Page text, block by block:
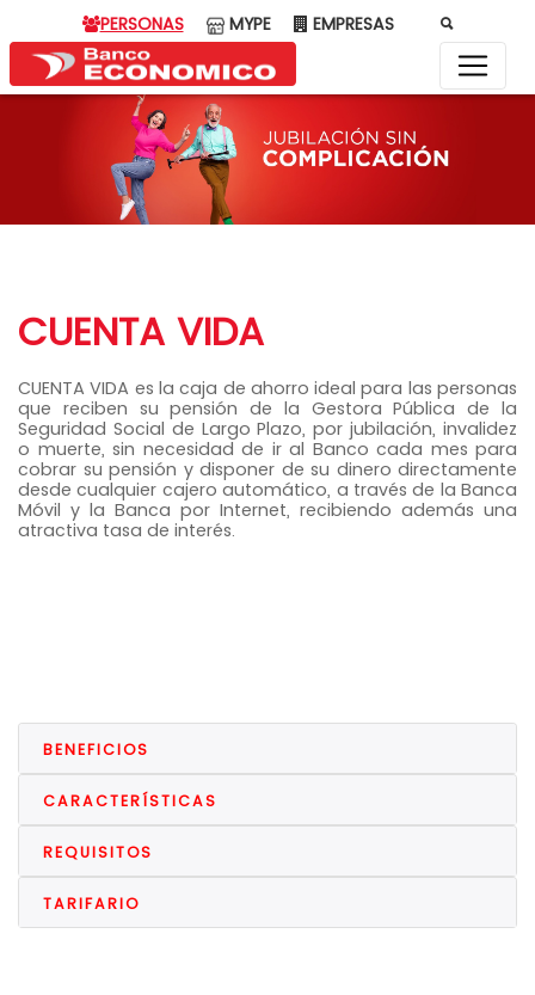
PERSONAS MYPE EMPRESAS
CUENTA VIDA
CUENTA VIDA es la caja de ahorro ideal para las personas
que reciben su pensión de la Gestora Pública de la
Seguridad Social de Largo Plazo, por jubilación, invalidez
o muerte, sin necesidad de ir al Banco cada mes para
cobrar su pensión y disponer de su dinero directamente
desde cualquier cajero automático, a través de la Banca
Móvil y la Banca por Internet, recibiendo además una
atractiva tasa de interés.
BENEFICIOS
CARACTERÍSTICAS
REQUISITOS
TARIFARIO